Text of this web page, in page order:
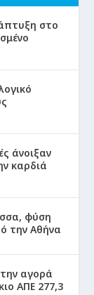
στο
άνοιξαν
καρδιά
φύση
την Αθήνα
αγορά
ΑΠΕ 277,3